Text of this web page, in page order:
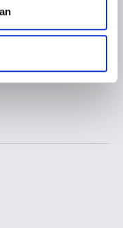
of die ze hebben
van hun services.